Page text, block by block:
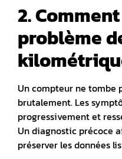
2.
problème
Un compteur ne tombe
brutalement. Les
progressivement et
Un diagnostic précoce
préserver les données